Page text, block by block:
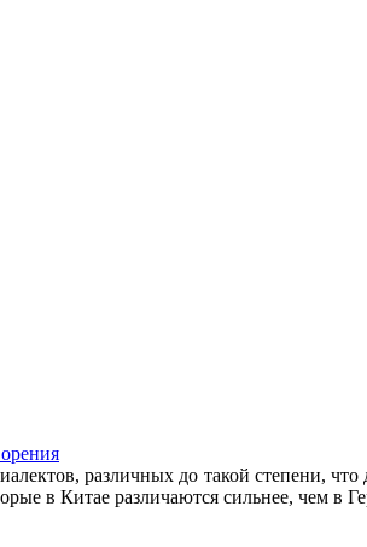
различных до такой степени,
в Китае различаются сильнее, чем